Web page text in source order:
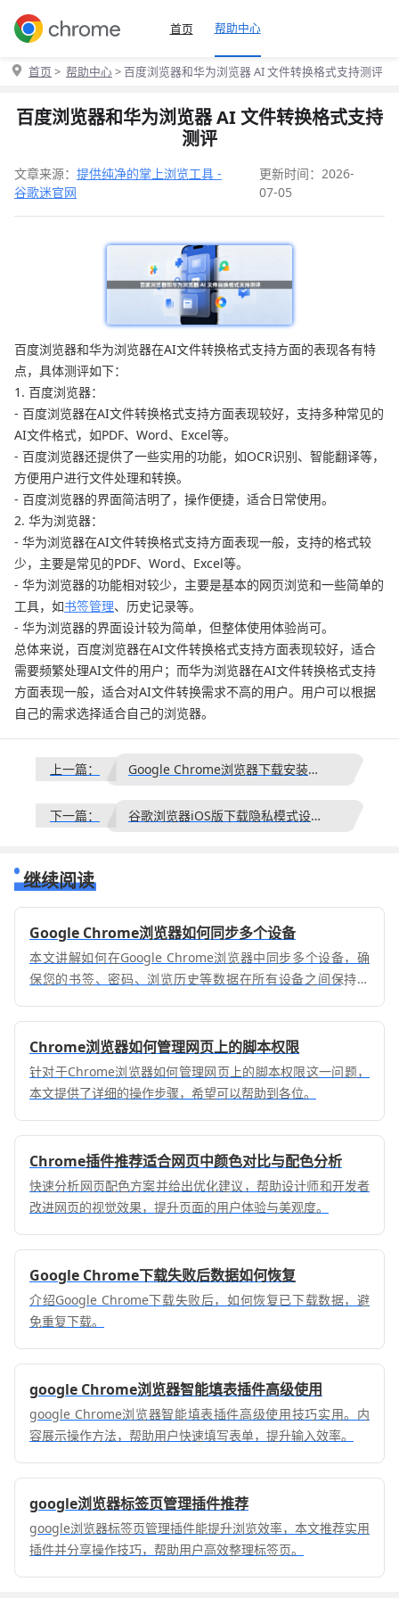
首页 帮助中心
首页 > 帮助中心> 百度浏览器和华为浏览器 AI 文件转换格式支持测评
百度浏览器和华为浏览器 AI 文件转换格式支持
测评
文章来源： 提供纯净的掌上浏览工具 -
谷歌迷官网
更新时间：2026-
07-05
百度浏览器和华为浏览器在AI文件转换格式支持方面的表现各有特
点，具体测评如下：
1. 百度浏览器：
- 百度浏览器在AI文件转换格式支持方面表现较好，支持多种常见的
AI文件格式，如PDF、Word、Excel等。
- 百度浏览器还提供了一些实用的功能，如OCR识别、智能翻译等，
方便用户进行文件处理和转换。
- 百度浏览器的界面简洁明了，操作便捷，适合日常使用。
2. 华为浏览器：
- 华为浏览器在AI文件转换格式支持方面表现一般，支持的格式较
少，主要是常见的PDF、Word、Excel等。
- 华为浏览器的功能相对较少，主要是基本的网页浏览和一些简单的
工具，如书签管理、历史记录等。
- 华为浏览器的界面设计较为简单，但整体使用体验尚可。
总体来说，百度浏览器在AI文件转换格式支持方面表现较好，适合
需要频繁处理AI文件的用户；而华为浏览器在AI文件转换格式支持
方面表现一般，适合对AI文件转换需求不高的用户。用户可以根据
自己的需求选择适合自己的浏览器。
上一篇： Google Chrome浏览器下载安装及浏览数据同步教程
下一篇： 谷歌浏览器iOS版下载隐私模式设置操作流程
继续阅读
Google Chrome浏览器如何同步多个设备
本文讲解如何在Google Chrome浏览器中同步多个设备，确
保您的书签、密码、浏览历史等数据在所有设备之间保持一
Chrome浏览器如何管理网页上的脚本权限
针对于Chrome浏览器如何管理网页上的脚本权限这一问题，
本文提供了详细的操作步骤，希望可以帮助到各位。
Chrome插件推荐适合网页中颜色对比与配色分析
快速分析网页配色方案并给出优化建议，帮助设计师和开发者
改进网页的视觉效果，提升页面的用户体验与美观度。
Google Chrome下载失败后数据如何恢复
介绍Google Chrome下载失败后，如何恢复已下载数据，避
免重复下载。
google Chrome浏览器智能填表插件高级使用
google Chrome浏览器智能填表插件高级使用技巧实用。内
容展示操作方法，帮助用户快速填写表单，提升输入效率。
google浏览器标签页管理插件推荐
google浏览器标签页管理插件能提升浏览效率，本文推荐实用
插件并分享操作技巧，帮助用户高效整理标签页。